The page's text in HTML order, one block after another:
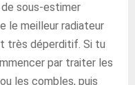
sous-estimer
le meilleur radiateur
très déperditif. Si tu
par traiter les
les combles, puis